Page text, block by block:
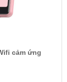
cảm ứng